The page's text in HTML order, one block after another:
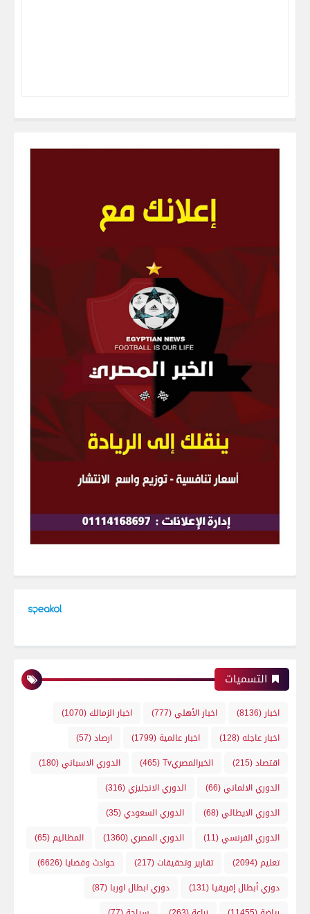
التسميات
اخبار (8136) اخبار الأهلي(777) اخبار الزمالك(1070)
اخبار عاجله(128) اخبار عالمية(1799) ارصاد(57)
اقتصاد(215) الخبرالمصريTv (465) الدوري الاسباني(180)
الدوري الالماني(66) الدوري الانجليزي(316)
الدوري الايطالي(68) الدوري السعودي(35)
الدوري الفرنسي(11) الدوري المصري(1360) المظاليم(65)
تعليم(2094) تقارير وتحقيقات(217) حوادث وقضايا (6626)
دوري أبطال إفريقيا (131) دوري ابطال اوربا (87)